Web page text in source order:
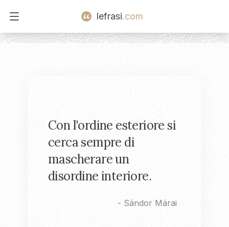
Open main menu
lefrasi.com
Con l'ordine esteriore si
cerca sempre di
mascherare un
disordine interiore.
- Sándor Márai